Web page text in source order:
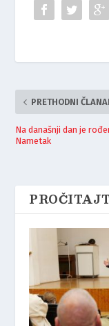
PRETHODNI
Na današnji dan je
Nametak